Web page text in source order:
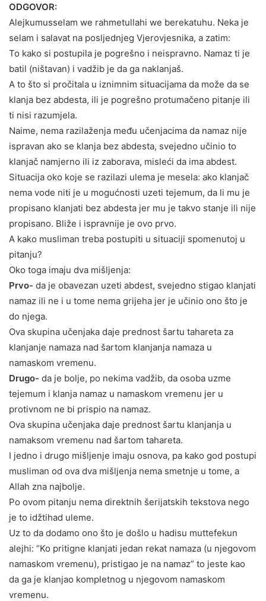
ODGOVOR:
Alejkumusselam we rahmetullahi we berekatuhu. Neka je
selam i salavat na posljednjeg Vjerovjesnika, a zatim:
To kako si postupila je pogrešno i neispravno. Namaz ti je
batil (ništavan) i vadžib je da ga naklanjaš.
A to što si pročitala u iznimnim situacijama da može da se
klanja bez abdesta, ili je pogrešno protumačeno pitanje ili
ti nisi razumjela.
Naime, nema razilaženja među učenjacima da namaz nije
ispravan ako se klanja bez abdesta, svejedno učinio to
klanjač namjerno ili iz zaborava, misleći da ima abdest.
Situacija oko koje se razilazi ulema je mesela: ako klanjač
nema vode niti je u mogućnosti uzeti tejemum, da li mu je
propisano klanjati bez abdesta jer mu je takvo stanje ili nije
propisano. Bliže i ispravnije je ovo prvo.
A kako musliman treba postupiti u situaciji spomenutoj u
pitanju?
Oko toga imaju dva mišljenja:
Prvo- da je obavezan uzeti abdest, svejedno stigao klanjati
namaz ili ne i u tome nema grijeha jer je učinio ono što je
do njega.
Ova skupina učenjaka daje prednost šartu tahareta za
klanjanje namaza nad šartom klanjanja namaza u
namaskom vremenu.
Drugo- da je bolje, po nekima vadžib, da osoba uzme
tejemum i klanja namaz u namaskom vremenu jer u
protivnom ne bi prispio na namaz.
Ova skupina učenjaka daje prednost šartu klanjanja u
namaksom vremenu nad šartom tahareta.
I jedno i drugo mišljenje imaju osnova, pa kako god postupi
musliman od ova dva mišljenja nema smetnje u tome, a
Allah zna najbolje.
Po ovom pitanju nema direktnih šerijatskih tekstova nego
je to idžtihad uleme.
Uz to da dodamo ono što je došlo u hadisu muttefekun
alejhi: “Ko pritigne klanjati jedan rekat namaza (u njegovom
namaskom vremenu), pristigao je na namaz” to jeste kao
da ga je klanjao kompletnog u njegovom namaskom
vremenu.